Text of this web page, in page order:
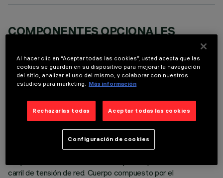
COMPONENTES OPCIONALES
DATOS TÉCNICOS
carril de tensión de red. Cuerpo compuesto por el
Al hacer clic en “Aceptar todas las cookies”, usted acepta que las
cookies se guarden en su dispositivo para mejorar la navegación
del sitio, analizar el uso del mismo, y colaborar con nuestros
estudios para marketing. Más información
Rechazarlas todas Aceptar todas las cookies
Configuración de cookies